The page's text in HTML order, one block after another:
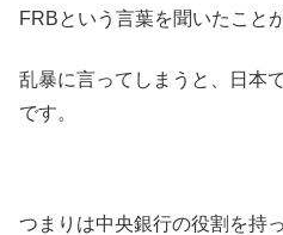
FRBという言葉を聞いたこと
乱暴に言ってしまうと、日本
です。
つまりは中央銀行の役割を持